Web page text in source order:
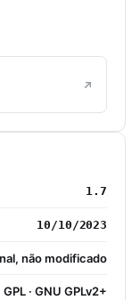
1.7
10/10/2023
não modificado
GPL · GNU GPLv2+